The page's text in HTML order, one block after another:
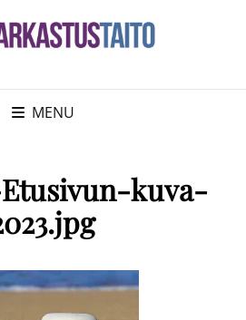
MENU
kuva-